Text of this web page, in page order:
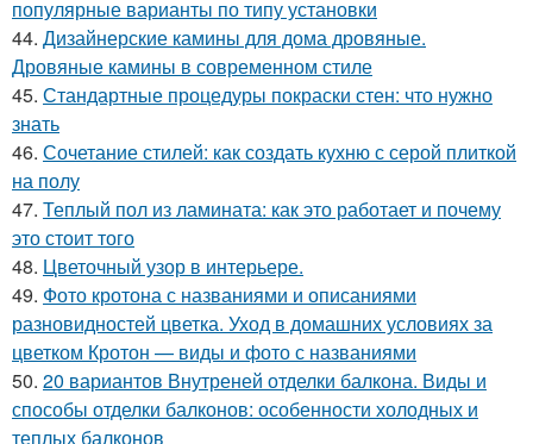
популярные варианты по типу установки
44. Дизайнерские камины для дома дровяные.
Дровяные камины в современном стиле
45. Стандартные процедуры покраски стен: что нужно
знать
46. Сочетание стилей: как создать кухню с серой плиткой
на полу
47. Теплый пол из ламината: как это работает и почему
это стоит того
48. Цветочный узор в интерьере.
49. Фото кротона с названиями и описаниями
разновидностей цветка. Уход в домашних условиях за
цветком Кротон — виды и фото с названиями
50. 20 вариантов Внутреней отделки балкона. Виды и
способы отделки балконов: особенности холодных и
теплых балконов